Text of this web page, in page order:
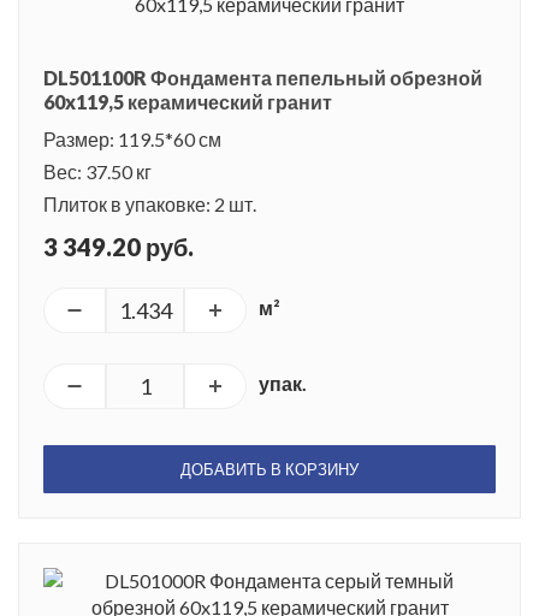
DL501100R Фондамента пепельный обрезной
60x119,5 керамический гранит
Размер: 119.5*60 см
Вес: 37.50 кг
Плиток в упаковке: 2 шт.
3 349.20 руб.
м²
упак.
ДОБАВИТЬ В КОРЗИНУ